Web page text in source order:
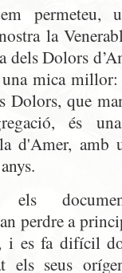
permeteu,
la
dels Dolors
mica millor:
Dolors, que
és
d'Amer, amb
els
perdre a
es fa difícil
els seus